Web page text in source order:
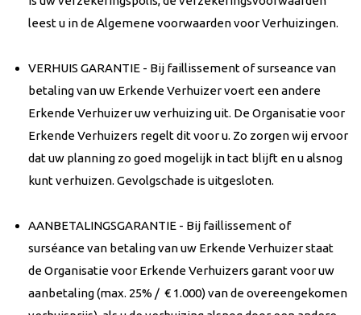
leest u in de Algemene voorwaarden voor Verhuizingen.
VERHUIS GARANTIE - Bij faillissement of surseance van
betaling van uw Erkende Verhuizer voert een andere
Erkende Verhuizer uw verhuizing uit. De Organisatie voor
Erkende Verhuizers regelt dit voor u. Zo zorgen wij ervoor
dat uw planning zo goed mogelijk in tact blijft en u alsnog
kunt verhuizen. Gevolgschade is uitgesloten.
AANBETALINGSGARANTIE - Bij faillissement of
surséance van betaling van uw Erkende Verhuizer staat
de Organisatie voor Erkende Verhuizers garant voor uw
aanbetaling (max. 25% / € 1.000) van de overeengekomen